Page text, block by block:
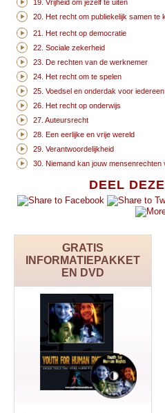
DEEL
GRATIS
INFORMATIEPAKKET
EN DVD
19. Vrijheid om jezelf te uiten
20. Het recht om publiekelijk samen te
21. Het recht op democratie
22. Sociale zekerheid
23. De rechten van de werknemer
24. Het recht om te spelen
25. Voedsel en onderdak voor iedereen
26. Het recht op onderwijs
27. Auteursrecht
28. Een eerlijke en vrije wereld
29. Verantwoordelijkheid
30. Niemand kan jouw mensenrechten